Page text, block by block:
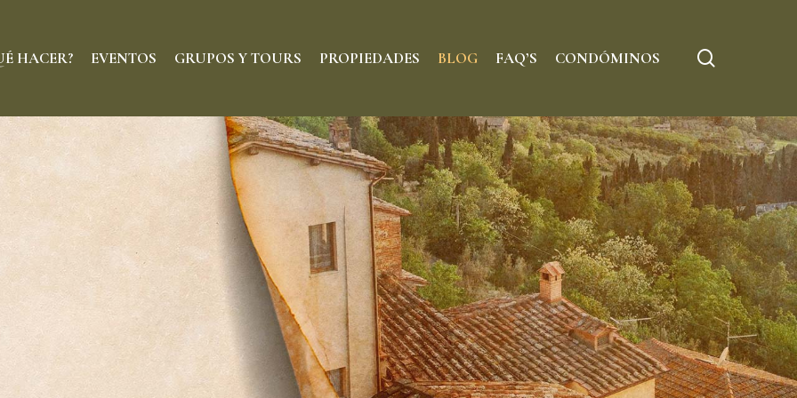
HACER?
RESTAURANTES
BARES
DELICATESSEN
ENTRETENIMIENTO
HOTELES
BOUTIQUES
BELLEZA
DECORACIÓN
ARTE
EVENTOS GRUPOS Y TOURS PROPIEDADES BLOG FAQ’S CONDÓMINOS